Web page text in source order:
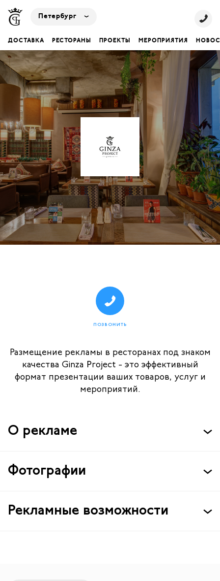
Петербург
ДОСТАВКА РЕСТОРАНЫ ПРОЕКТЫ МЕРОПРИЯТИЯ
ПОЗВОНИТЬ
Размещение рекламы в ресторанах под знаком
качества Ginza Project - это эффективный
формат презентации ваших товаров, услуг и
мероприятий.
О рекламе
Фотографии
Рекламные возможности